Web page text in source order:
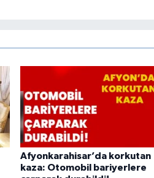
Afyonkarahisar’da korkutan
kaza: Otomobil bariyerlere